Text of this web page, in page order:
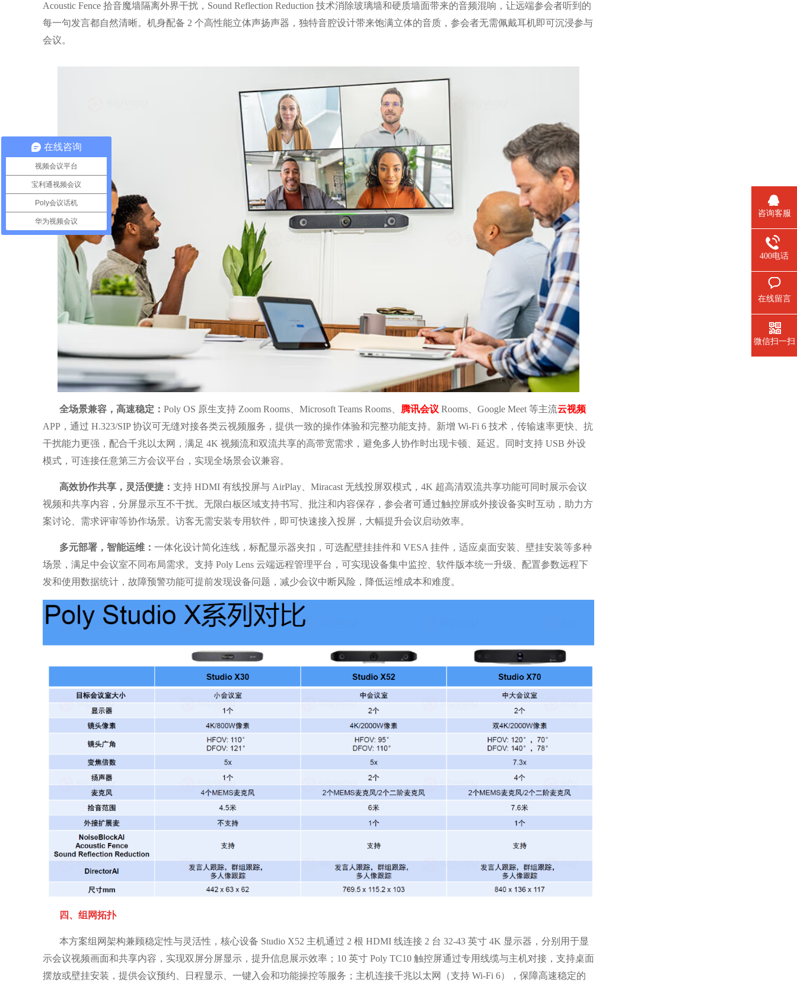
Acoustic Fence 拾音魔墙隔离外界干扰，Sound Reflection Reduction 技术消除玻璃墙和硬质墙面带来的音频混响，让远端参会者听到的
每一句发言都自然清晰。机身配备 2 个高性能立体声扬声器，独特音腔设计带来饱满立体的音质，参会者无需佩戴耳机即可沉浸参与
会议。
全场景兼容，高速稳定： Poly OS 原生支持 Zoom Rooms、Microsoft Teams Rooms、 腾讯会议 Rooms、Google Meet 等主流云视频
APP，通过 H.323/SIP 协议可无缝对接各类云视频服务，提供一致的操作体验和完整功能支持。新增 Wi-Fi 6 技术，传输速率更快、抗
干扰能力更强，配合千兆以太网，满足 4K 视频流和双流共享的高带宽需求，避免多人协作时出现卡顿、延迟。同时支持 USB 外设
模式，可连接任意第三方会议平台，实现全场景会议兼容。
高效协作共享，灵活便捷： 支持 HDMI 有线投屏与 AirPlay、Miracast 无线投屏双模式，4K 超高清双流共享功能可同时展示会议
视频和共享内容，分屏显示互不干扰。无限白板区域支持书写、批注和内容保存，参会者可通过触控屏或外接设备实时互动，助力方
案讨论、需求评审等协作场景。访客无需安装专用软件，即可快速接入投屏，大幅提升会议启动效率。
多元部署，智能运维： 一体化设计简化连线，标配显示器夹扣，可选配壁挂挂件和 VESA 挂件，适应桌面安装、壁挂安装等多种
场景，满足中会议室不同布局需求。支持 Poly Lens 云端远程管理平台，可实现设备集中监控、软件版本统一升级、配置参数远程下
发和使用数据统计，故障预警功能可提前发现设备问题，减少会议中断风险，降低运维成本和难度。
四、组网拓扑
本方案组网架构兼顾稳定性与灵活性，核心设备 Studio X52 主机通过 2 根 HDMI 线连接 2 台 32-43 英寸 4K 显示器，分别用于显
示会议视频画面和共享内容，实现双屏分屏显示，提升信息展示效率；10 英寸 Poly TC10 触控屏通过专用线缆与主机对接，支持桌面
摆放或壁挂安装，提供会议预约、日程显示、一键入会和功能操控等服务；主机连接千兆以太网（支持 Wi-Fi 6），保障高速稳定的
咨询客服
400电话
在线留言
微信扫一扫
在线咨询
视频会议平台
宝利通视频会议
Poly会议话机
华为视频会议